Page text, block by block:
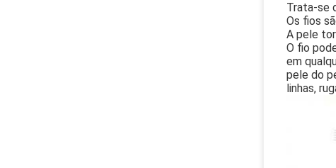
Trata-se
Os fios
A pele
O fio
em
pele do
linhas,